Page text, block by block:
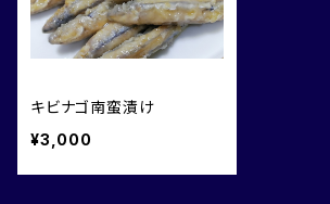
キビナゴ南蛮漬け
¥3,000